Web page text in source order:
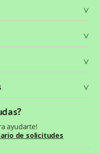
ayudarte!
de solicitudes